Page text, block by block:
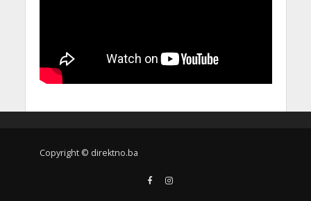
Copyright © direktno.ba